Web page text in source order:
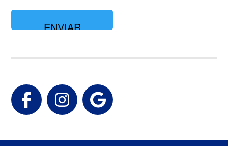
Facebook
Instagram
Google